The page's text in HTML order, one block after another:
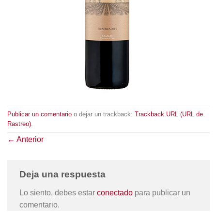
Publicar un comentario o dejar un trackback: Trackback URL (URL de
Rastreo)
← Anterior
Deja una respuesta
Lo siento, debes estar conectado para publicar un
comentario.